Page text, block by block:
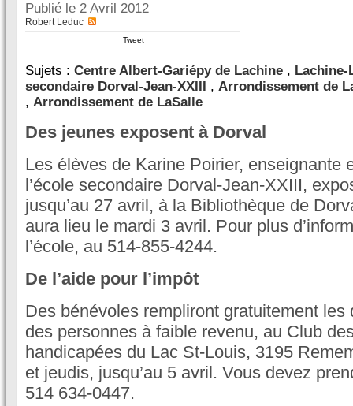
Publié le 2 Avril 2012
Robert Leduc
Tweet
Sujets : Centre Albert-Gariépy de Lachine , Lachine-
secondaire Dorval-Jean-XXIII , Arrondissement de
, Arrondissement de LaSalle
Des jeunes exposent à Dorval
Les élèves de Karine Poirier, enseignante
l’école secondaire Dorval-Jean-XXIII,
jusqu’au 27 avril, à la Bibliothèque de
aura lieu le mardi 3 avril. Pour plus
l’école, au 514-855-4244.
De l’aide pour l’impôt
Des bénévoles rempliront gratuitement les
des personnes à faible revenu, au Club
handicapées du Lac St-Louis, 3195
et jeudis, jusqu’au 5 avril. Vous devez
514 634-0447.